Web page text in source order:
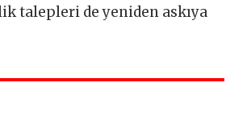
talepleri de yeniden askıya